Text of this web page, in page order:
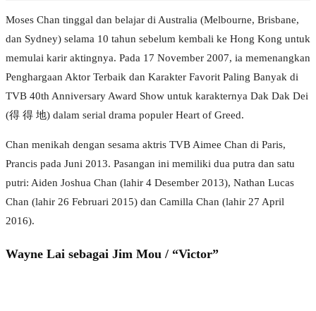
Moses Chan tinggal dan belajar di Australia (Melbourne, Brisbane,
dan Sydney) selama 10 tahun sebelum kembali ke Hong Kong untuk
memulai karir aktingnya. Pada 17 November 2007, ia memenangkan
Penghargaan Aktor Terbaik dan Karakter Favorit Paling Banyak di
TVB 40th Anniversary Award Show untuk karakternya Dak Dak Dei
(得 得 地) dalam serial drama populer Heart of Greed.
Chan menikah dengan sesama aktris TVB Aimee Chan di Paris,
Prancis pada Juni 2013. Pasangan ini memiliki dua putra dan satu
putri: Aiden Joshua Chan (lahir 4 Desember 2013), Nathan Lucas
Chan (lahir 26 Februari 2015) dan Camilla Chan (lahir 27 April
2016).
Wayne Lai sebagai Jim Mou / “Victor”